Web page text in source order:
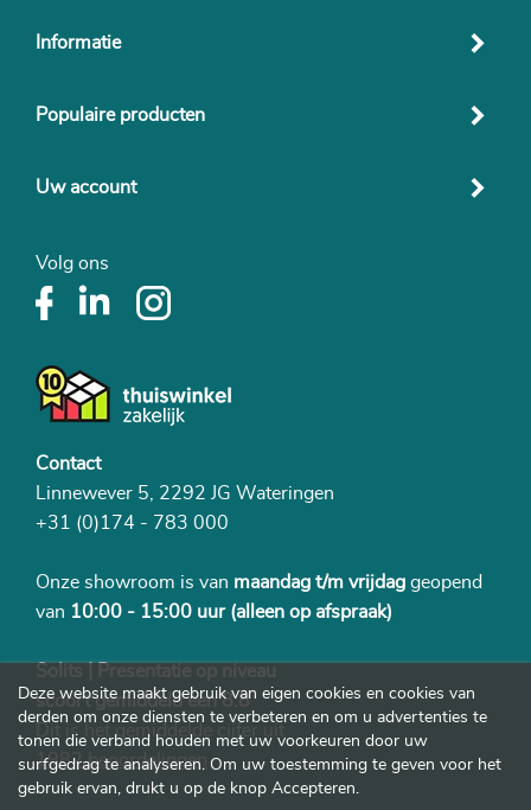
Informatie
Populaire producten
Uw account
Volg ons
Contact
Linnewever 5, 2292 JG Wateringen
+31 (0)174 - 783 000
Onze showroom is van maandag t/m vrijdag geopend
van 10:00 - 15:00 uur (alleen op afspraak)
Solits | Presentatie op niveau
scoort gemiddeld een 8.8
Dit is het gemiddelde cijfer uit
1982 beoordelingen
Deze website maakt gebruik van eigen cookies en cookies van
derden om onze diensten te verbeteren en om u advertenties te
tonen die verband houden met uw voorkeuren door uw
surfgedrag te analyseren. Om uw toestemming te geven voor het
gebruik ervan, drukt u op de knop Accepteren.